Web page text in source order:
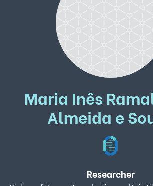
Maria Inês
Almeida e
Researcher